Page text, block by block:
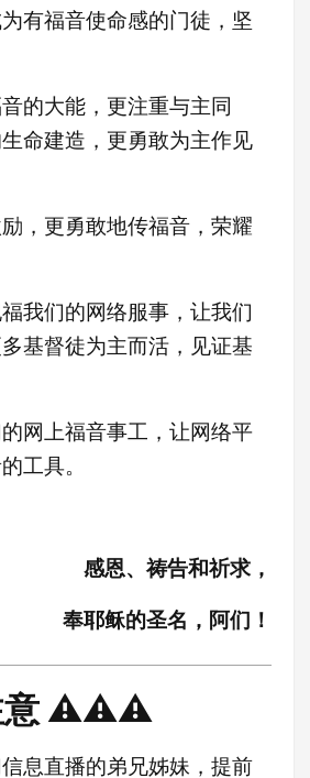
有福音使命感的门徒，坚
的大能，更注重与主同
命建造，更勇敢为主作见
，更勇敢地传福音，荣耀
我们的网络服事，让我们
基督徒为主而活，见证基
网上福音事工，让网络平
工具。
感恩、祷告和祈求，
奉耶稣的圣名，阿们！
⚠️⚠️⚠️
息直播的弟兄姊妹，提前